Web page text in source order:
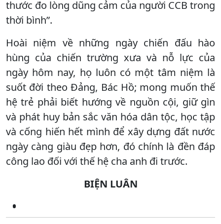
thước đo lòng dũng cảm của người CCB trong
thời bình”.
Hoài niệm về những ngày chiến đấu hào
hùng của chiến trường xưa và nỗ lực của
ngày hôm nay, họ luôn có một tâm niệm là
suốt đời theo Đảng, Bác Hồ; mong muốn thế
hệ trẻ phải biết hướng về nguồn cội, giữ gìn
và phát huy bản sắc văn hóa dân tộc, học tập
và cống hiến hết mình để xây dựng đất nước
ngày càng giàu đẹp hơn, đó chính là đền đáp
công lao đối với thế hệ cha anh đi trước.
BIỆN LUÂN